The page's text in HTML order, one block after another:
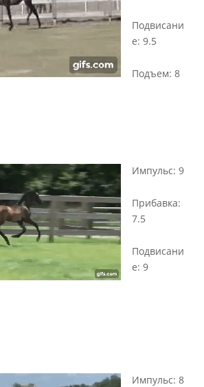
Подвисани
е: 9.5
Подъем: 8
Импульс: 9
Прибавка:
7.5
Подвисани
е: 9
Импульс: 8